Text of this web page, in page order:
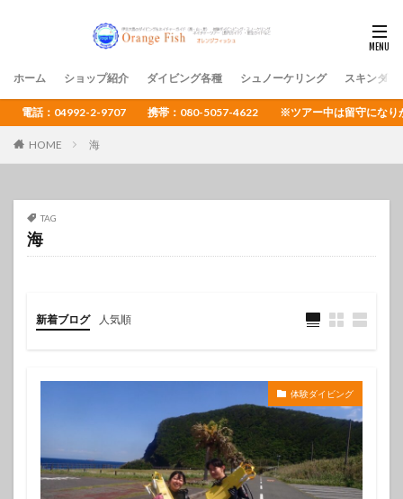
ホーム ショップ紹介 ダイビング各種 シュノーケリング スキンダイ
電話：04992-2-9707 携帯：080-5057-4622 ※ツアー中は留守になりがち
HOME 海
TAG
海
新着ブログ 人気順
体験ダイビング